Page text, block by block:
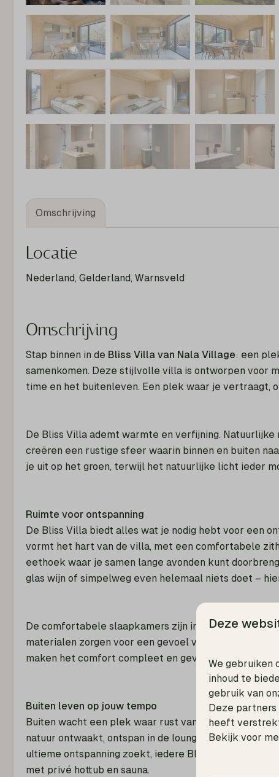
Omschrijving
Locatie
Nederland, Gelderland, Warnsveld
Omschrijving
Stap binnen in de Bliss Villa van Nala Village: een
samenkomen. Deze stijlvolle villa is ontworpen voor
time en het buitenleven. Een plek waar je vertraagt,
De Bliss Villa ademt warmte en verfijning.
creëren een rustige sfeer waarin binnen en buiten
je uit op het groen, terwijl het natuurlijke licht ieder
Ruimte voor ontspanning
De Bliss Villa biedt alles wat je nodig hebt voor een
vormt het hart van de villa, met een comfortabele
eethoek waar je samen lange avonden kunt
glas wijn of simpelweg even helemaal niets doet –
De comfortabele slaapkamers zijn ingericht als
materialen zorgen voor een gevoel van luxe en
maken het comfort compleet en geven iedere gast
Buiten leven op jouw tempo
Buiten wacht een plek waar rust vanzelf ontstaat.
natuur ontwaakt, ontspan in de loungehoek of geniet
ultieme ontspanning zoekt, iedere Bliss Villa
met privé hottub en sauna.
Deze
We gebruiken
inhoud te
gebruik van
Deze partners
heeft
Bekijk voor